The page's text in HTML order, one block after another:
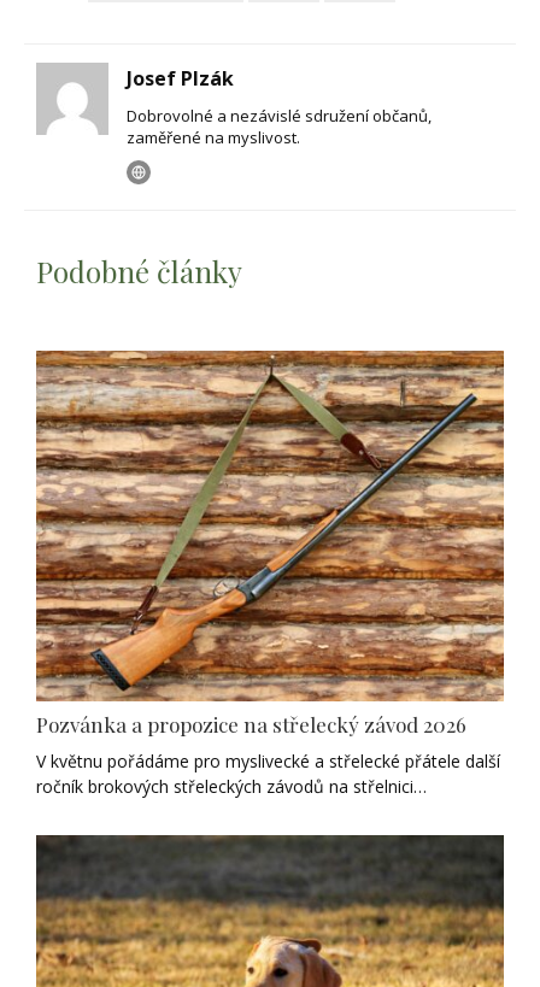
Josef Plzák
Dobrovolné a nezávislé sdružení občanů,
zaměřené na myslivost.
Podobné články
Pozvánka a propozice na střelecký závod 2026
V květnu pořádáme pro myslivecké a střelecké přátele další
ročník brokových střeleckých závodů na střelnici…